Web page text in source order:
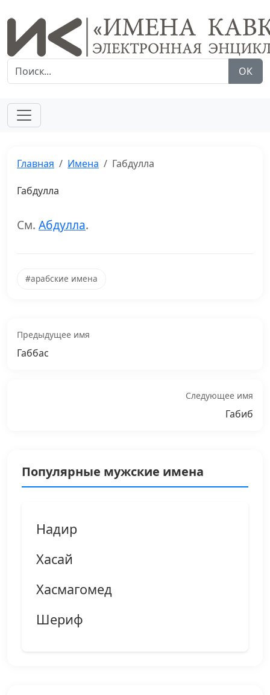
ОК
Главная Имена Габдулла
Габдулла
См. Абдулла.
#арабские имена
Предыдущее имя
Габбас
Следующее имя
Габиб
Популярные мужские имена
Надир
Хасай
Хасмагомед
Шериф